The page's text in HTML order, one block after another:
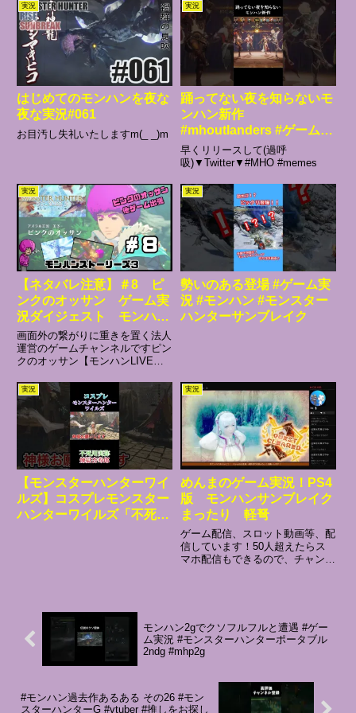
実況
はじめてのモンハンを夜な
夜な実況#061
お目汚し失礼いたしますm(_ _)m
実況
踊ってない夜を知らないモ
ンハン新作
#mhoutlanders #ゲーム実
況 #モンハンアウトランダ
ーズ #ゲーム #mho
早くリリースして(過呼
吸)▼Twitter▼#MHO #memes
実況
【ネタバレ注意】＃8 ピ
ンクのオッサン ゲーム実
況ダイジェスト モンハン
ストーリーズ３
画面外の繋がりに重きを置く法人
運営のゲームチャンネルですピン
クのオッサン【モンハンLIVE】
配信中他ゲーム枠：不定期20:00
～23:00こちらもTikTokで活動中
リアルイベント盛沢山！！弊社事
務...
実況
勢いのある登場 #ゲーム実
況 #モンハン #モンスター
ハンターサンブレイク
実況
【モンスターハンターワイ
ルズ】コスプレモンスター
ハンターワイルズ「不死川
実況
めんまのゲーム実況！PS4
版 モンハンサンブレイク
まったり 軽弩
ゲーム配信、スロット動画等、配
信しています！50人超えたらス
マホ配信もできるので、チャンネ
モンハン2gでクソフルフルと遭遇 #ゲー
ム実況 #モンスターハンターポータブル
2ndg #mhp2g
#モンハン過去作あるある その26 #モン
スターハンターG #vtuber #推しをお探し